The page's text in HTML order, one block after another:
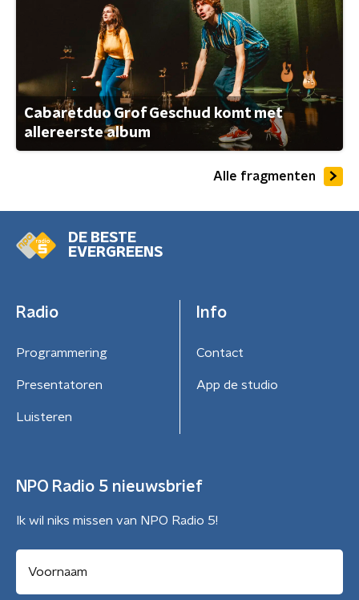
Cabaretduo Grof Geschud komt met
allereerste album
Alle fragmenten
DE BESTE
EVERGREENS
Radio
Programmering
Presentatoren
Luisteren
Info
Contact
App de studio
NPO Radio 5 nieuwsbrief
Ik wil niks missen van NPO Radio 5!